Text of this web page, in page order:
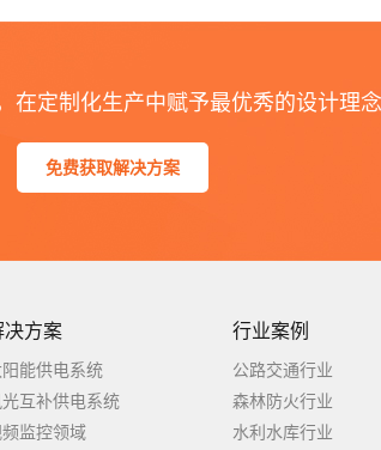
在定制化生产中赋予最优秀的设计理念
免费获取解决方案
决方案
阳能供电系统
光互补供电系统
频监控领域
行业案例
公路交通行业
森林防火行业
水利水库行业